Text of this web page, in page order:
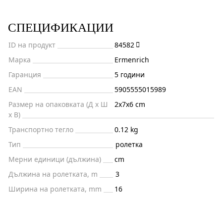
СПЕЦИФИКАЦИИ
ID на продукт
84582
Марка
Ermenrich
Гаранция
5 години
EAN
5905555015989
Размер на опаковката (Д x Ш
x В)
2x7x6 cm
Транспортно тегло
0.12 kg
Тип
ролетка
Мерни единици (дължина)
cm
Дължина на ролетката, m
3
Ширина на ролетката, mm
16